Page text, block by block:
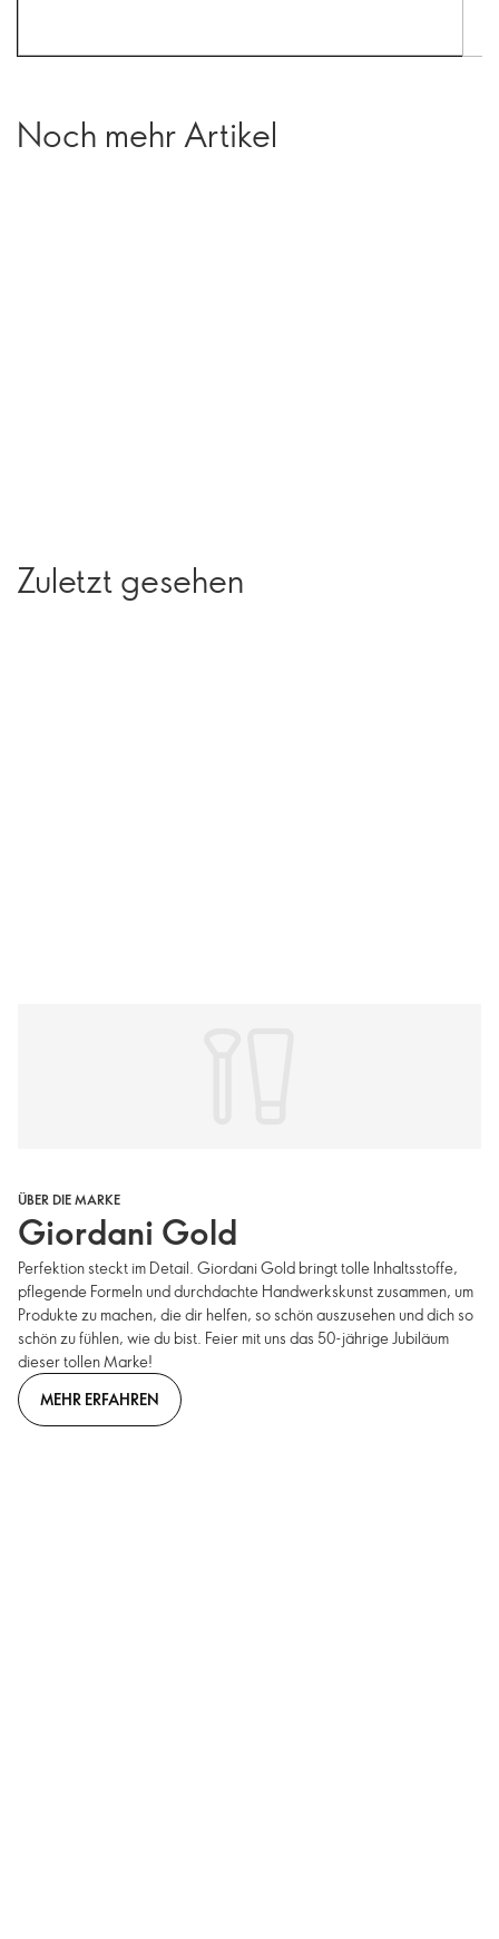
Noch mehr Artikel
Zuletzt gesehen
ÜBER DIE MARKE
Giordani Gold
Perfektion steckt im Detail. Giordani Gold bringt tolle Inhaltsstoffe,
pflegende Formeln und durchdachte Handwerkskunst zusammen, um
Produkte zu machen, die dir helfen, so schön auszusehen und dich so
schön zu fühlen, wie du bist. Feier mit uns das 50-jährige Jubiläum
dieser tollen Marke!
MEHR ERFAHREN